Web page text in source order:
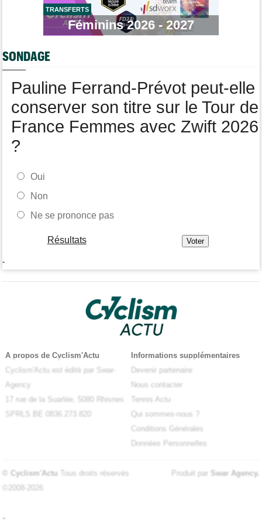
Tour de Pologne
Bart Lemmen fait coup double sur la 4e étape, UAE déçoit !
pour 1 an
Felix Gall remporte la 3e étape et prend les commandes du
général
TRANSFERTS
Féminins 2026 - 2027
SONDAGE
Pauline Ferrand-Prévot peut-elle
conserver son titre sur le Tour de
France Femmes avec Zwift 2026
?
Oui
Non
Ne se prononce pas
Résultats
-
A propos de Cyclism'Actu
Cyclism'Actu est édité par Swar-
Agency
17 rue de la Suarlée, 5080 Rhisnes
SPRLS BE 0836.273.820
Informations supplémentaires
Devenir partenaire
Nous contacter
Tennis Actu
Qui sommes-nous ?
Conditions Générales
Données Personnelles
© Cyclism'Actu Tous droits réservés
©2008-2026
Produit par Swar Agency.
-